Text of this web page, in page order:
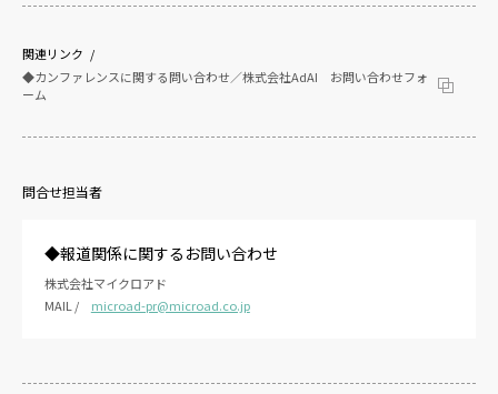
関連リンク
◆カンファレンスに関する問い合わせ／株式会社AdAI お問い合わせフォ
ーム
問合せ担当者
◆報道関係に関するお問い合わせ
株式会社マイクロアド
MAIL /
microad-pr@microad.co.jp